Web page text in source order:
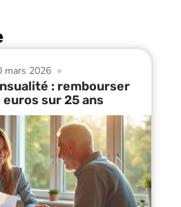
mars 2026
: rembourser
sur 25 ans